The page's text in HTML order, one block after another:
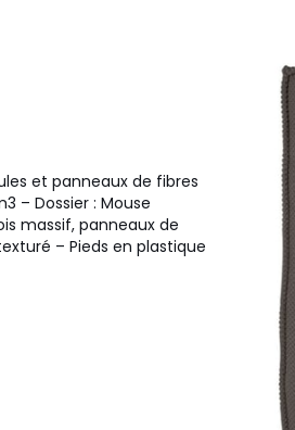
et panneaux de fibres
– Dossier : Mouse
massif, panneaux de
– Pieds en plastique